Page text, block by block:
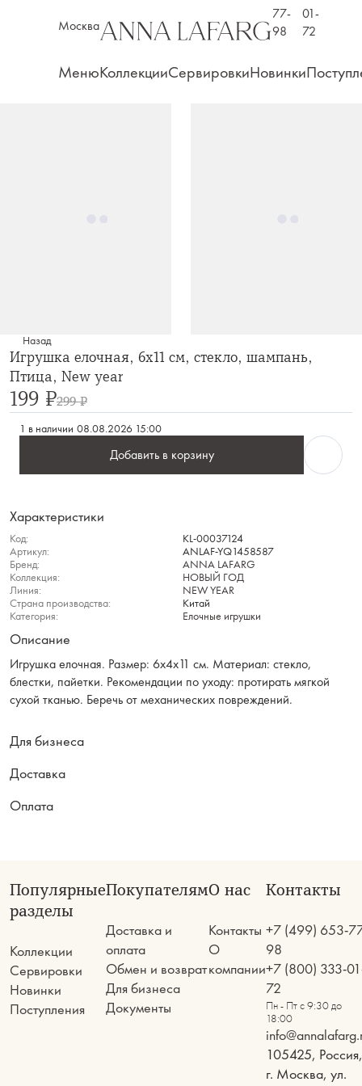
Москва
77-
98
01-
72
МенюКоллекцииСервировкиНовинки
Назад
Игрушка елочная, 6х11 см, стекло, шампань,
Птица, New year
199 ₽299 ₽
1 в наличии 08.08.2026 15:00
Добавить в корзину
Характеристики
Код:
KL-00037124
Артикул:
ANLAF-YQ1458587
Бренд:
ANNA LAFARG
Коллекция:
НОВЫЙ ГОД
Линия:
NEW YEAR
Страна производства:
Китай
Категория:
Елочные игрушки
Описание
Игрушка елочная. Размер: 6х4х11 см. Материал: стекло,
блестки, пайетки. Рекомендации по уходу: протирать мягкой
сухой тканью. Беречь от механических повреждений.
Для бизнеса
Доставка
Оплата
Популярные
разделы
Коллекции
Сервировки
Новинки
Поступления
Покупателям
Доставка и
оплата
Обмен и возврат
Для бизнеса
Документы
О нас
Контакты
О
компании
Контакты
+7 (499) 653-
98
+7 (800) 333-
72
Пн - Пт с 9:30 до
18:00
105425, Россия,
г. Москва, ул.